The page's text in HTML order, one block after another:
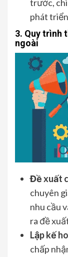
trước,
phát
3. Quy trình
ngoài
Đề xuất
chuyên
nhu cầu
ra đề
Lập kế
chấp